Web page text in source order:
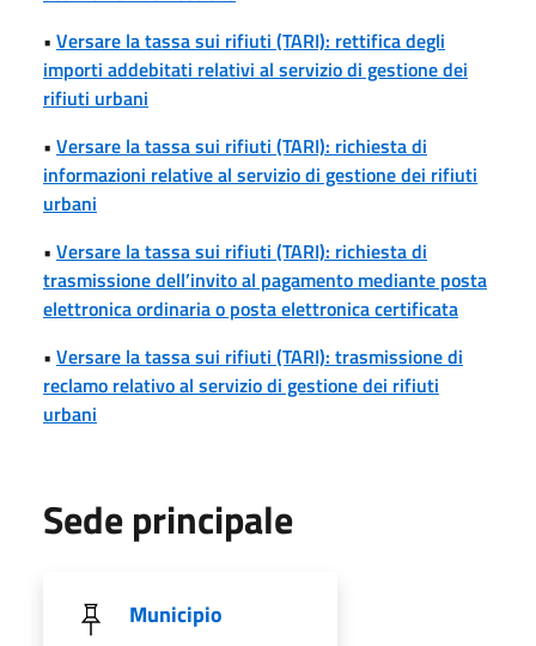
• Versare la tassa sui rifiuti (TARI): rettifica degli
importi addebitati relativi al servizio di gestione dei
rifiuti urbani
• Versare la tassa sui rifiuti (TARI): richiesta di
informazioni relative al servizio di gestione dei rifiuti
urbani
• Versare la tassa sui rifiuti (TARI): richiesta di
trasmissione dell’invito al pagamento mediante posta
elettronica ordinaria o posta elettronica certificata
• Versare la tassa sui rifiuti (TARI): trasmissione di
reclamo relativo al servizio di gestione dei rifiuti
urbani
Sede principale
Municipio